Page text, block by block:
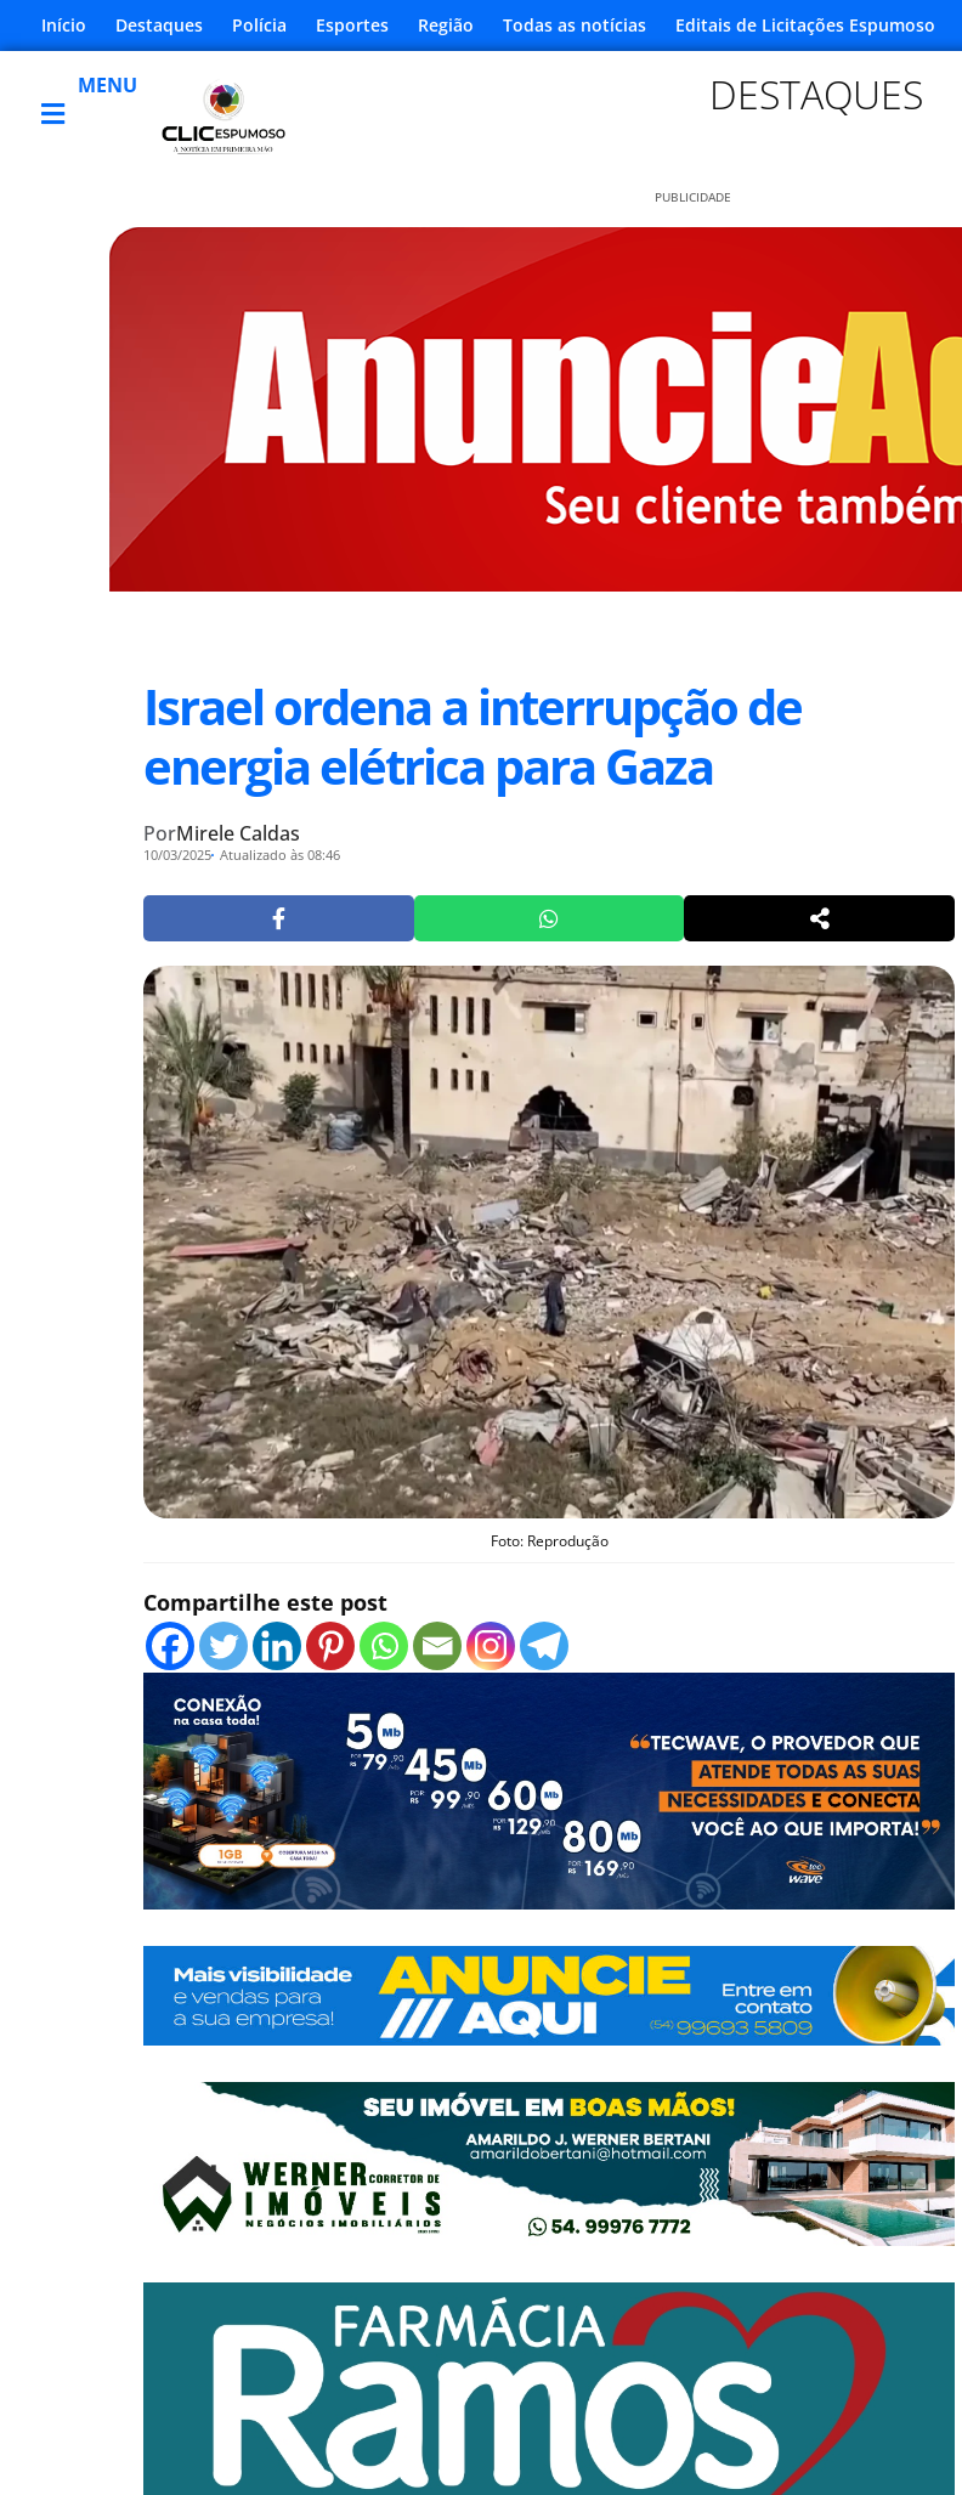
Início Destaques Polícia Esportes Região Todas as notícias Editais de Licitações Espumoso
MENU DESTAQUES
PUBLICIDADE
Israel ordena a interrupção de
energia elétrica para Gaza
PorMirele Caldas
10/03/2025 Atualizado às 08:46
Foto: Reprodução
Compartilhe este post